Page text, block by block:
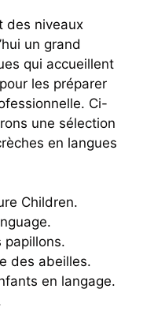
des niveaux
un grand
qui accueillent
les préparer
Ci-
une sélection
en langues
Children.
papillons.
des abeilles.
en langage.